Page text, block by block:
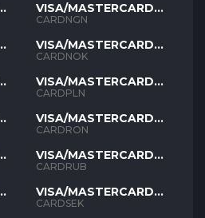
VISA/MASTERCARD
NGN
CARDNGN
VISA/MASTERCARD
NOK
CARDNOK
VISA/MASTERCARD
PLN
CARDPLN
VISA/MASTERCARD
RON
CARDRON
VISA/MASTERCARD
RUB
CARDRUB
VISA/MASTERCARD
SEK
CARDSEK